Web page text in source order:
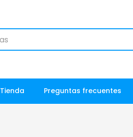
Tienda Preguntas frecuentes